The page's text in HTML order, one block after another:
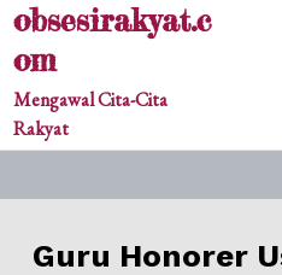
Skipobsesirakyat.c
om
Mengawal Cita-Cita
Rakyat
Guru Honorer